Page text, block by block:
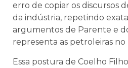
erro de copiar os discursos
da indústria, repetindo
argumentos de Parente e
representa as petroleiras no
Essa postura de Coelho